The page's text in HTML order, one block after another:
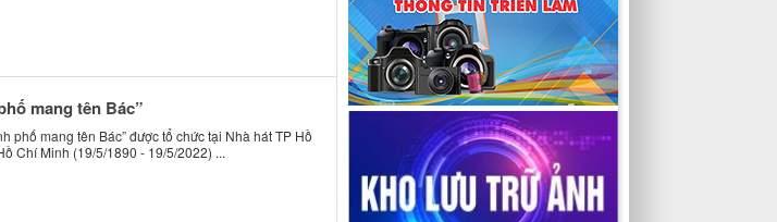
mang tên Bác”
phố mang tên Bác” được tổ chức tại Nhà hát TP Hồ
Chí Minh (19/5/1890 - 19/5/2022) ...